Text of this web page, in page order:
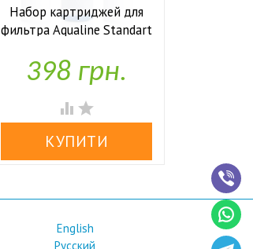
Набор картриджей для
фильтра Aqualine Standart
 У наявності
398 грн.
 
English
Русский